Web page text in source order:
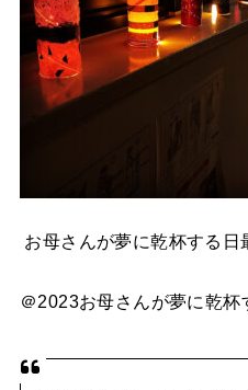
お母さんが夢に乾杯する日
＠2023お母さんが夢に乾杯